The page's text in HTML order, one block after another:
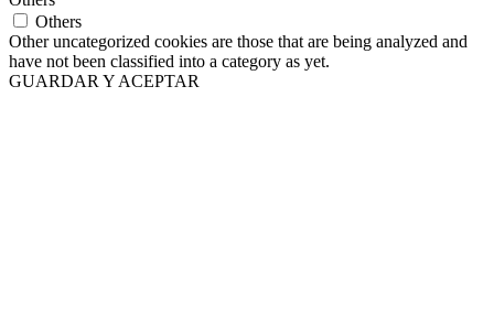
Others
Other uncategorized cookies are those that are being analyzed and
have not been classified into a category as yet.
GUARDAR Y ACEPTAR